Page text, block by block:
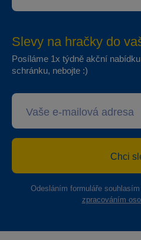
Slevy na hračky do
Posíláme 1x týdně akční
schránku, nebojte :)
Chci
Odesláním formuláře
zpracováním